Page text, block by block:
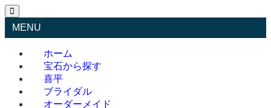
MENU
ホーム
宝石から探す
喜平
ブライダル
オーダーメイド